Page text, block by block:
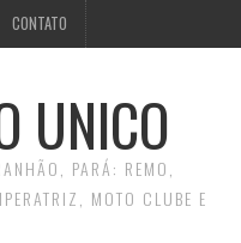
CONTATO
UNICO
PARÁ: REMO,
MOTO CLUBE E